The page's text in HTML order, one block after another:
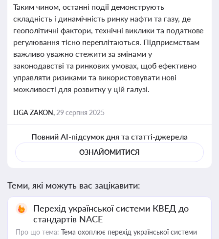
Таким чином, останні події демонструють
складність і динамічність ринку нафти та газу, де
геополітичні фактори, технічні виклики та податкове
регулювання тісно переплітаються. Підприємствам
важливо уважно стежити за змінами у
законодавстві та ринкових умовах, щоб ефективно
управляти ризиками та використовувати нові
можливості для розвитку у цій галузі.
LIGA ZAKON, 29 серпня 2025
Повний AI-підсумок дня та статті-джерела
ОЗНАЙОМИТИСЯ
Теми, які можуть вас зацікавити:
Перехід української системи КВЕД до
стандартів NACE
Про що тема: Тема охоплює перехід української системи